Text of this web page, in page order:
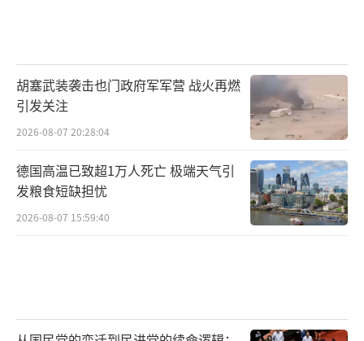
胡塞武装袭击也门政府军军营 战火再燃
引发关注
2026-08-07 20:28:04
德国高温已致超1万人死亡 极端天气引
发粮食短缺担忧
2026-08-07 15:59:40